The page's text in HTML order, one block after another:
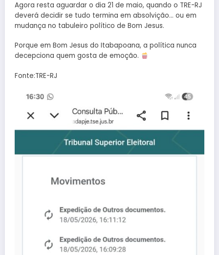
Agora resta aguardar o dia 21 de maio, quando o TRE-RJ
deverá decidir se tudo termina em absolvição… ou em
mudança no tabuleiro político de Bom Jesus.
Porque em Bom Jesus do Itabapoana, a política nunca
decepciona quem gosta de emoção.
Fonte:TRE-RJ